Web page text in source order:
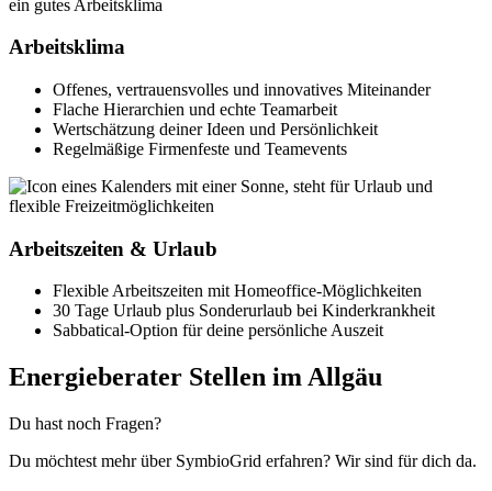
Arbeitsklima
Offenes, vertrauensvolles und innovatives Miteinander
Flache Hierarchien und echte Teamarbeit
Wertschätzung deiner Ideen und Persönlichkeit
Regelmäßige Firmenfeste und Teamevents
Arbeitszeiten & Urlaub
Flexible Arbeitszeiten mit Homeoffice-Möglichkeiten
30 Tage Urlaub plus Sonderurlaub bei Kinderkrankheit
Sabbatical-Option für deine persönliche Auszeit
Energieberater Stellen im Allgäu
Du hast noch Fragen?
Du möchtest mehr über SymbioGrid erfahren? Wir sind für dich da.